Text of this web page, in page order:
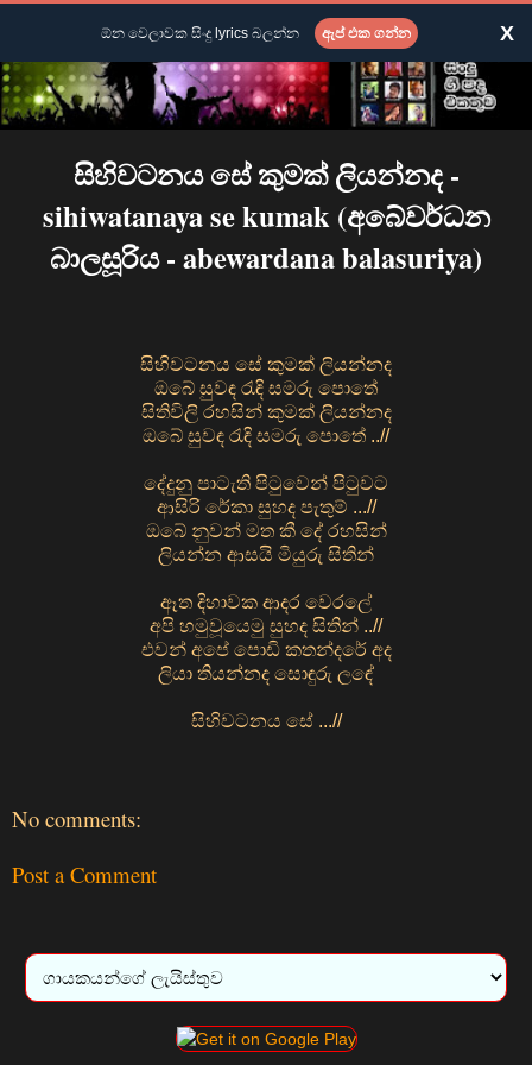
සිහිවටනය සේ කුමක් ලියන්නද -
sihiwatanaya se kumak (අබේවර්ධන
බාලසූරිය - abewardana balasuriya)
සිහිවටනය සේ කුමක් ලියන්නද
ඔබේ සුවඳ රැඳි සමරු පොතේ
සිතිවිලි රහසින් කුමක් ලියන්නද
ඔබේ සුවඳ රැඳි සමරු පොතේ ..//
දේදුනු පාටැති පිටුවෙන් පිටුවට
ආසිරි රේකා සුහද පැතුම් ...//
ඔබේ නුවන් මත කී දේ රහසින්
ලියන්න ආසයි මියුරු සිතින්
ඈත දිහාවක ආදර වෙරලේ
අපි හමුවූයෙමු සුහද සිතින් ..//
එවන් අපේ පොඩි කතන්දරේ අද
ලියා තියන්නද සොඳුරු ලඳේ
සිහිවටනය සේ ...//
No comments:
Post a Comment
ඕන වෙලාවක සිංදු lyrics බලන්න ඇප් එක ගන්න X